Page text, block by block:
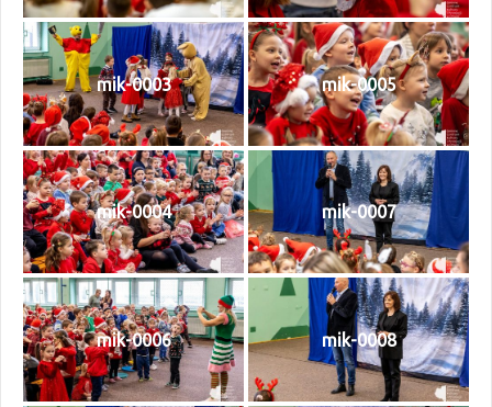
mik-0003 mik-0005
mik-0004 mik-0007
mik-0006 mik-0008